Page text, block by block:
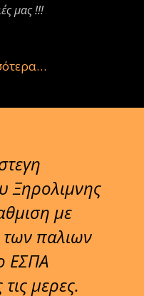
μας !!!
Ξηρολιμνης
με
παλιων
ΕΣΠΑ
μερες.